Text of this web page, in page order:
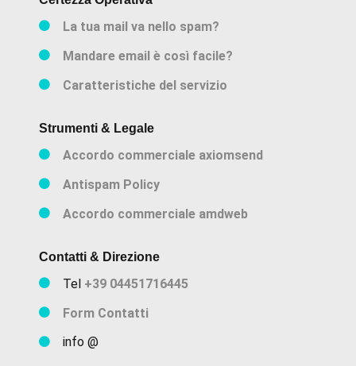
La tua mail va nello spam?
Mandare email è così facile?
Caratteristiche del servizio
Strumenti & Legale
Accordo commerciale axiomsend
Antispam Policy
Accordo commerciale amdweb
Contatti & Direzione
Tel +39 04451716445
Form Contatti
info @